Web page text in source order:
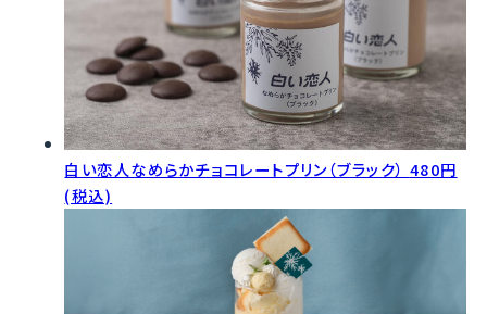
白い恋人なめらかチョコレートプリン（ブラック） 480円
(税込)